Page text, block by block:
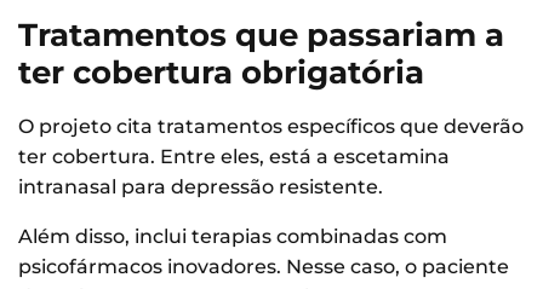
Tratamentos que passariam a
ter cobertura obrigatória
O projeto cita tratamentos específicos que deverão
ter cobertura. Entre eles, está a escetamina
intranasal para depressão resistente.
Além disso, inclui terapias combinadas com
psicofármacos inovadores. Nesse caso, o paciente